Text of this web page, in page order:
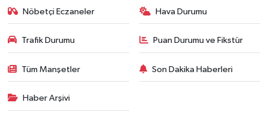
Nöbetçi Eczaneler Hava Durumu
Trafik Durumu Puan Durumu ve Fikstür
Tüm Manşetler Son Dakika Haberleri
Haber Arşivi